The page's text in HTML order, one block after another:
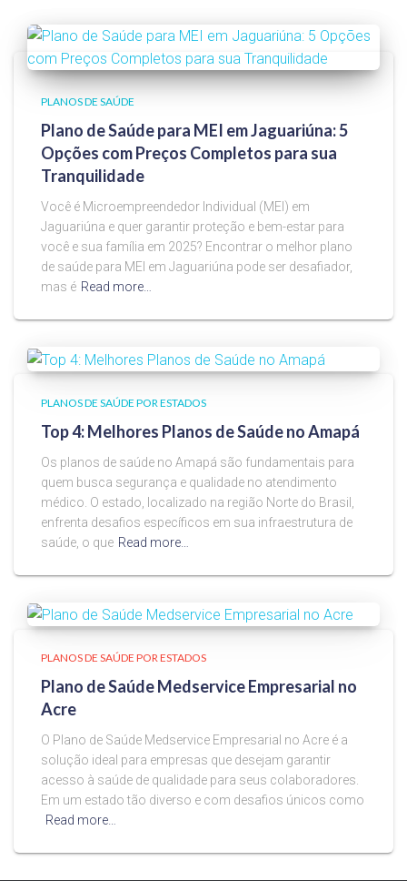
PLANOS DE SAÚDE
Plano de Saúde para MEI em Jaguariúna: 5
Opções com Preços Completos para sua
Tranquilidade
Você é Microempreendedor Individual (MEI) em
Jaguariúna e quer garantir proteção e bem-estar para
você e sua família em 2025? Encontrar o melhor plano
de saúde para MEI em Jaguariúna pode ser desafiador,
mas é Read more…
PLANOS DE SAÚDE POR ESTADOS
Top 4: Melhores Planos de Saúde no Amapá
Os planos de saúde no Amapá são fundamentais para
quem busca segurança e qualidade no atendimento
médico. O estado, localizado na região Norte do Brasil,
enfrenta desafios específicos em sua infraestrutura de
saúde, o que Read more…
PLANOS DE SAÚDE POR ESTADOS
Plano de Saúde Medservice Empresarial no
Acre
O Plano de Saúde Medservice Empresarial no Acre é a
solução ideal para empresas que desejam garantir
acesso à saúde de qualidade para seus colaboradores.
Em um estado tão diverso e com desafios únicos como
Read more…